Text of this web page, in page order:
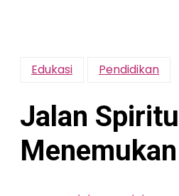
Edukasi Pendidikan
Jalan